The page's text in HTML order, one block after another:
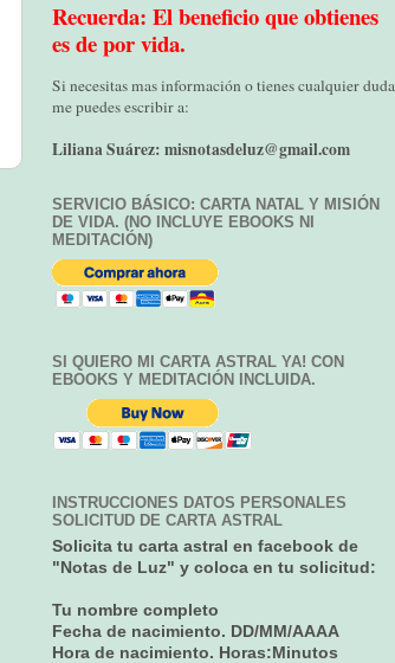
Recuerda: El beneficio que obtienes
es de por vida.
Si necesitas mas información o tienes cualquier duda
me puedes escribir a:
Liliana Suárez: misnotasdeluz@gmail.com
SERVICIO BÁSICO: CARTA NATAL Y MISIÓN
DE VIDA. (NO INCLUYE EBOOKS NI
MEDITACIÓN)
SI QUIERO MI CARTA ASTRAL YA! CON
EBOOKS Y MEDITACIÓN INCLUIDA.
INSTRUCCIONES DATOS PERSONALES
SOLICITUD DE CARTA ASTRAL
Solicita tu carta astral en facebook de
"Notas de Luz" y coloca en tu solicitud:
Tu nombre completo
Fecha de nacimiento. DD/MM/AAAA
Hora de nacimiento. Horas:Minutos